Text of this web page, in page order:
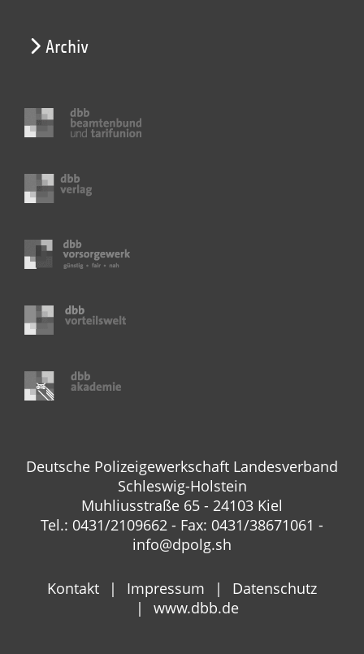
Archiv
Deutsche Polizeigewerkschaft Landesverband
Schleswig-Holstein
Muhliusstraße 65 - 24103 Kiel
Tel.: 0431/2109662 - Fax: 0431/38671061 -
info@dpolg.sh
Kontakt Impressum
Datenschutz
www.dbb.de